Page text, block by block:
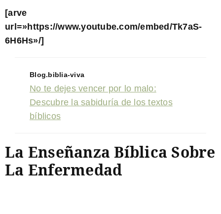
[arve
url=»https://www.youtube.com/embed/Tk7aS-
6H6Hs»/]
Blog.biblia-viva
No te dejes vencer por lo malo:
Descubre la sabiduría de los textos
bíblicos
La Enseñanza Bíblica Sobre
La Enfermedad